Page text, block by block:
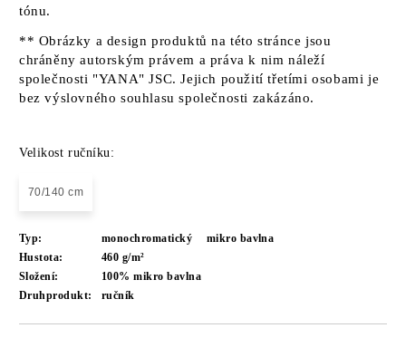
tónu.
** Obrázky a design produktů na této stránce jsou
chráněny autorským právem a práva k nim náleží
společnosti "YANA" JSC. Jejich použití třetími osobami je
bez výslovného souhlasu společnosti zakázáno.
Velikost ručníku:
70/140 cm
Typ: monochromatický
mikro bavlna
Hustota:
460 g/m²
Složení:
100% mikro bavlna
Druhprodukt:
ručník